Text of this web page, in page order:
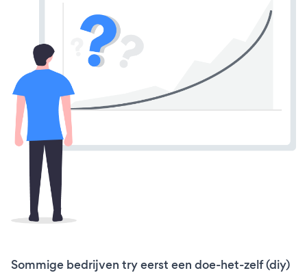
Sommige bedrijven try eerst een doe-het-zelf (diy)